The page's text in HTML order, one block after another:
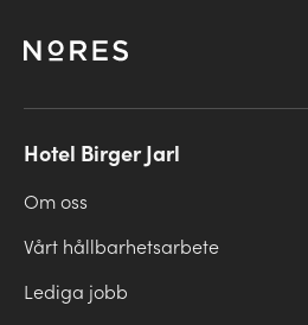
Hotel Birger Jarl
Om oss
Vårt hållbarhetsarbete
Lediga jobb